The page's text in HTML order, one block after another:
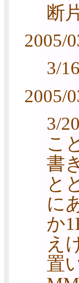
断
2005/
3/
2005/
3/
こ
書
と
に
か
え
置